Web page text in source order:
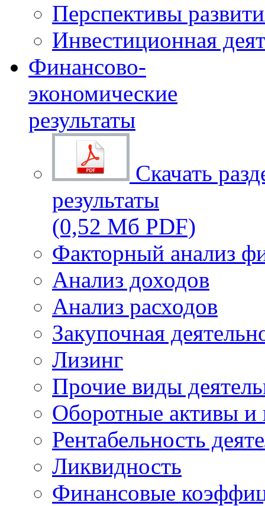
Перспективы
Инвестиционная
Финансово-
экономические
результаты
Скачать
результаты
(0,52 Мб PDF)
Факторный анализ
Анализ доходов
Анализ расходов
Закупочная
Лизинг
Прочие виды
Оборотные активы и
Рентабельность
Ликвидность
Финансовые